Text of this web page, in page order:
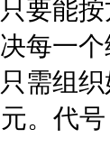
要能
每一
只需组
。代